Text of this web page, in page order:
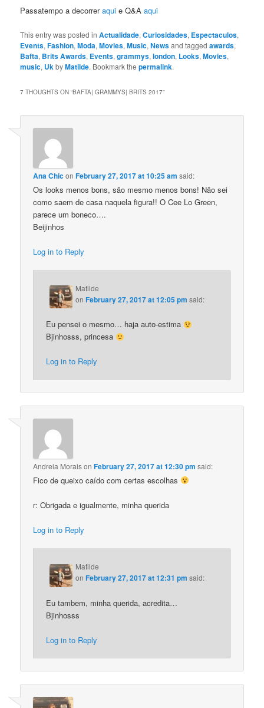
Passatempo a decorreraqui e Q&Aaqui
This entry was posted inActualidade,Curiosidades, Espectaculos,
Events,Fashion,Moda,Movies,Music,Newsand taggedawards,
Bafta, Brits Awards, Events,grammys,london, Looks,Movies,
music, Uk byMatilde. Bookmark thepermalink.
7 THOUGHTS ON “BAFTA| GRAMMYS| BRITS 2017”
Ana ChiconFebruary 27, 2017 at 10:25 am said:
Os looks menos bons, são mesmo menos bons! Não sei
como saem de casa naquela figura!! O Cee Lo Green,
parece um boneco….
Beijinhos
Log in to Reply
Matilde
onFebruary 27, 2017 at 12:05 pm said:
Eu pensei o mesmo… haja auto-estima
Bjinhosss, princesa
Log in to Reply
Andreia MoraisonFebruary 27, 2017 at 12:30 pm said:
Fico de queixo caído com certas escolhas
r: Obrigada e igualmente, minha querida
Log in to Reply
Matilde
onFebruary 27, 2017 at 12:31 pm said:
Eu tambem, minha querida, acredita…
Bjinhosss
Log in to Reply